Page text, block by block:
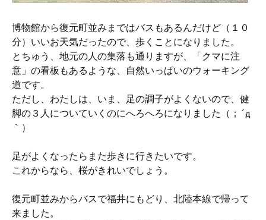
博物館から復元町並みまではバスもあるんだけど（１０
分）いいお天気だったので、歩くことになりました。
とちゅう、地元の人の集落も通りますが、「クマに注
意」の看板もあるような、自然いっぱいのウォーキング
道です。
ただし、わたしは、いま、足の調子がよくないので、健
脚の３人についていくのにへろへろになりました（；´д
｀）ゞ
足がよくなったらまた歩きに行きたいです。
これからなら、桜がきれいでしょう。
復元町並みからバスで福井にもどり、北陸本線で帰って
来ました。